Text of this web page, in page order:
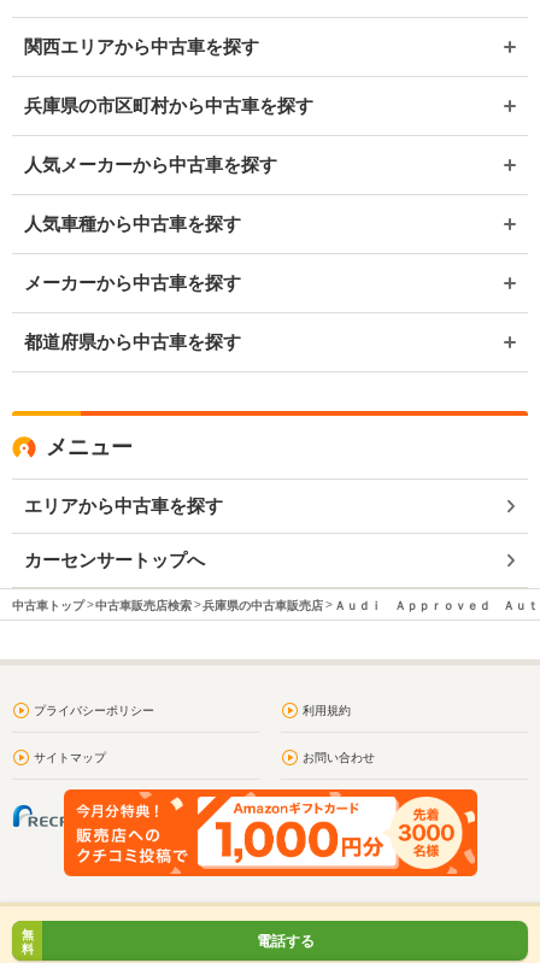
関西エリアから中古車を探す
兵庫県の市区町村から中古車を探す
人気メーカーから中古車を探す
人気車種から中古車を探す
メーカーから中古車を探す
都道府県から中古車を探す
メニュー
エリアから中古車を探す
カーセンサートップへ
中古車トップ 中古車販売店検索 兵庫県の中古車販売店 Ａｕｄｉ Ａｐｐｒｏｖｅｄ Ａｕｔ
プライバシーポリシー 利用規約
サイトマップ お問い合わせ
無
料
電話する